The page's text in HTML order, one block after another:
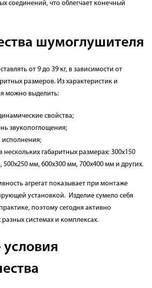
соединений, что облегчает конечный
шумоглушителя
от 9 до 39 кг, в зависимости от
размеров. Из характеристик и
можно выделить:
свойства;
звукопоглощения;
исполнения;
нескольких габаритных размерах: 300х150
500х250 мм, 600х300 мм, 700х400 мм и других.
агрегат показывает при монтаже
установкой. Изделие сумело себя
поэтому сегодня активно
разных системах и комплексах.